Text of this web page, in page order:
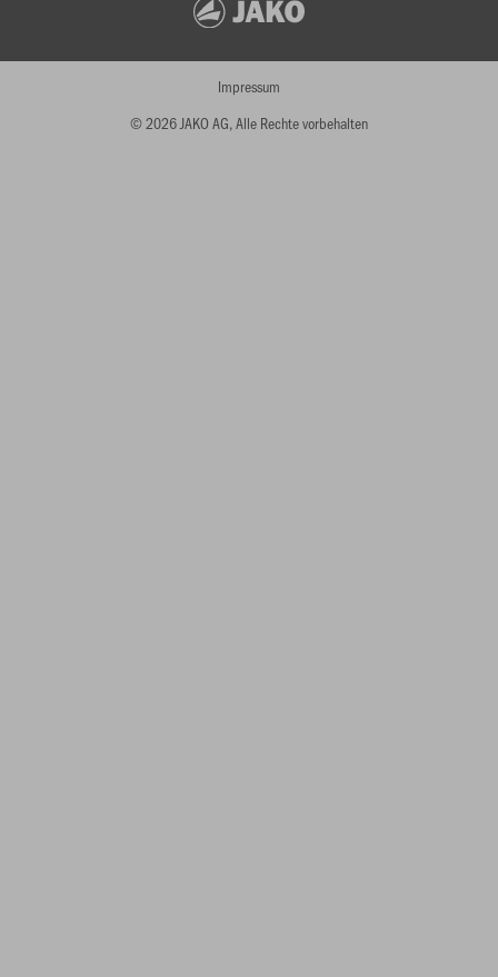
© 2026 JAKO AG, Alle Rechte vorbehalten
Impressum